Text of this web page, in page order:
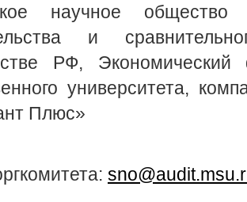
научное
и
РФ, Экономический
университета,
Плюс»